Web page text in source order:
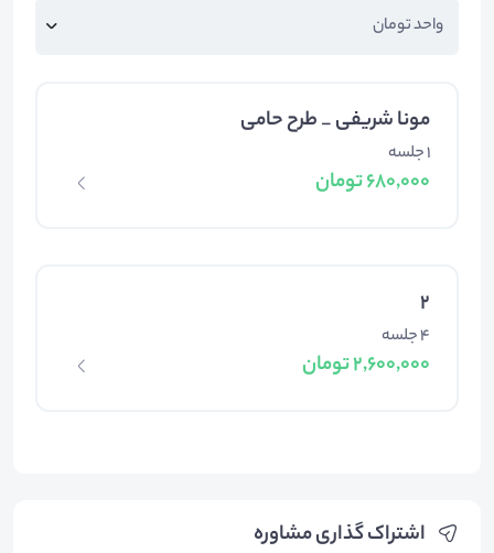
مونا شریفی _ طرح حامی
1 جلسه
680,000 تومان
2
4 جلسه
2,600,000 تومان
اشتراک گذاری مشاوره